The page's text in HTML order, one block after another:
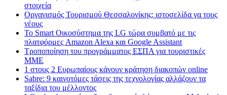
στοιχεία
Οργανισμός Τουρισμού Θεσσαλονίκης: ιστοσελίδα γα τους
νέους
Το Smart Οικοσύστημα της LG τώρα συμβατό με τις
πλατφόρμες Amazon Alexa και Google Assistant
Τροποποίηση του προγράμματος ΕΣΠΑ για τουριστικές
ΜΜΕ
1 στους 2 Ευρωπαίους κάνουν κράτηση διακοπών online
Sabre: 9 καινοτόμες τάσεις της τεχνολογίας αλλάζουν τα
ταξίδια του μέλλοντος